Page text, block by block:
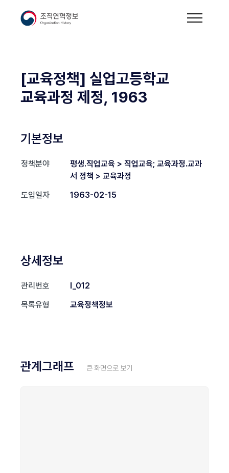
[교육정책] 실업고등학교
교육과정 제정, 1963
기본정보
정책분야
평생.직업교육 > 직업교육; 교육과정.교과
서 정책 > 교육과정
도입일자
1963-02-15
상세정보
관리번호
I_012
목록유형
교육정책정보
관계그래프 큰 화면으로 보기